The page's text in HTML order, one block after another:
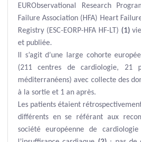
EURObservational Research
Failure Association (HFA) Heart
Registry (ESC-EORP-HFA HF-LT) (1)
et publiée.
Il s’agit d’une large cohorte
(211 centres de cardiologie, 21
méditerranéens) avec collecte des
à la sortie et 1 an après.
Les patients étaient
différents en se référant aux
société européenne de